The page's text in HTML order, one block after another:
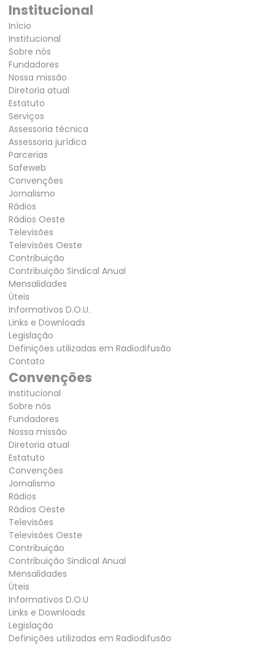
Institucional
Início
Institucional
Sobre nós
Fundadores
Nossa missão
Diretoria atual
Estatuto
Serviços
Assessoria técnica
Assessoria jurídica
Parcerias
Safeweb
Convenções
Jornalismo
Rádios
Rádios Oeste
Televisões
Televisões Oeste
Contribuição
Contribuição Sindical Anual
Mensalidades
Úteis
Informativos D.O.U.
Links e Downloads
Legislação
Definições utilizadas em Radiodifusão
Contato
Convenções
Institucional
Sobre nós
Fundadores
Nossa missão
Diretoria atual
Estatuto
Convenções
Jornalismo
Rádios
Rádios Oeste
Televisões
Televisões Oeste
Contribuição
Contribuição Sindical Anual
Mensalidades
Úteis
Informativos D.O.U
Links e Downloads
Legislação
Definições utilizadas em Radiodifusão